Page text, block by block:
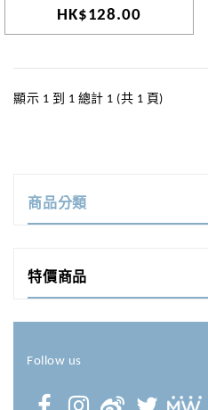
HK$128.00
顯示 1 到 1 總計 1 (共 1 頁)
商品分類
特價商品
Follow us